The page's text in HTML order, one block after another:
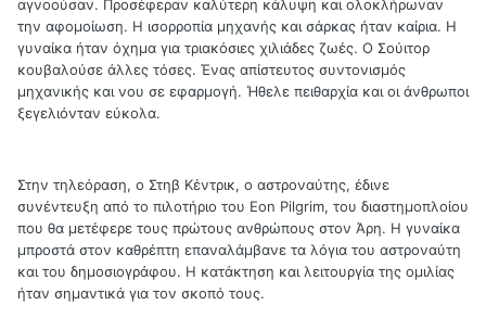
αγνοούσαν. Προσέφεραν καλύτερη κάλυψη και ολοκλήρωναν
την αφομοίωση. Η ισορροπία μηχανής και σάρκας ήταν καίρια. Η
γυναίκα ήταν όχημα για τριακόσιες χιλιάδες ζωές. Ο Σούιτορ
κουβαλούσε άλλες τόσες. Ένας απίστευτος συντονισμός
μηχανικής και νου σε εφαρμογή. Ήθελε πειθαρχία και οι άνθρωποι
ξεγελιόνταν εύκολα.
Στην τηλεόραση, ο Στηβ Κέντρικ, ο αστροναύτης, έδινε
συνέντευξη από το πιλοτήριο του Eon Pilgrim, του διαστημοπλοίου
που θα μετέφερε τους πρώτους ανθρώπους στον Άρη. Η γυναίκα
μπροστά στον καθρέπτη επαναλάμβανε τα λόγια του αστροναύτη
και του δημοσιογράφου. Η κατάκτηση και λειτουργία της ομιλίας
ήταν σημαντικά για τον σκοπό τους.